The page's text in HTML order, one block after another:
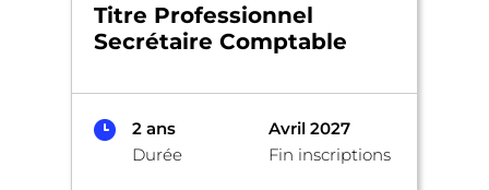
Titre Professionnel
Secrétaire Comptable
2 ans
Durée
Avril 2027
Fin inscriptions